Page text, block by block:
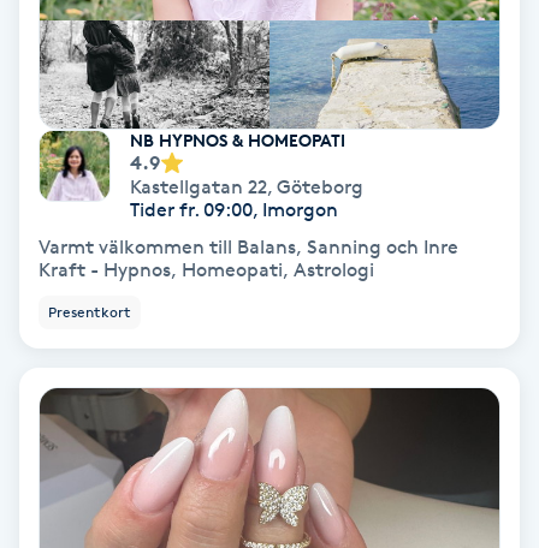
Piercing
Pigmentbehandling
Pigmentfläckar
Plastikkirurgi
Powder brows
PRP (Platelet Rich Plasma)
PRX-T33
NB HYPNOS & HOMEOPATI
4.9
Kastellgatan 22, Göteborg
Tider fr. 09:00, Imorgon
Varmt välkommen till Balans, Sanning och Inre
Kraft - Hypnos, Homeopati, Astrologi
Presentkort